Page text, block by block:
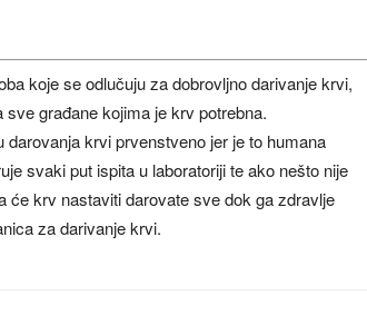
koje se odlučuju za dobrovljno darivanje krvi,
građane kojima je krv potrebna.
krvi prvenstveno jer je to humana
svaki put ispita u laboratoriji te ako nešto nije
će krv nastaviti darovate sve dok ga zdravlje
za darivanje krvi.